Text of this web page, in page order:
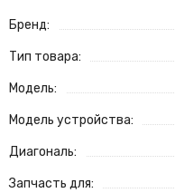
Бренд:
Тип товара:
Модель:
Модель устройства:
Диагональ:
Запчасть для: